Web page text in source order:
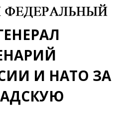
И НАТО ЗА